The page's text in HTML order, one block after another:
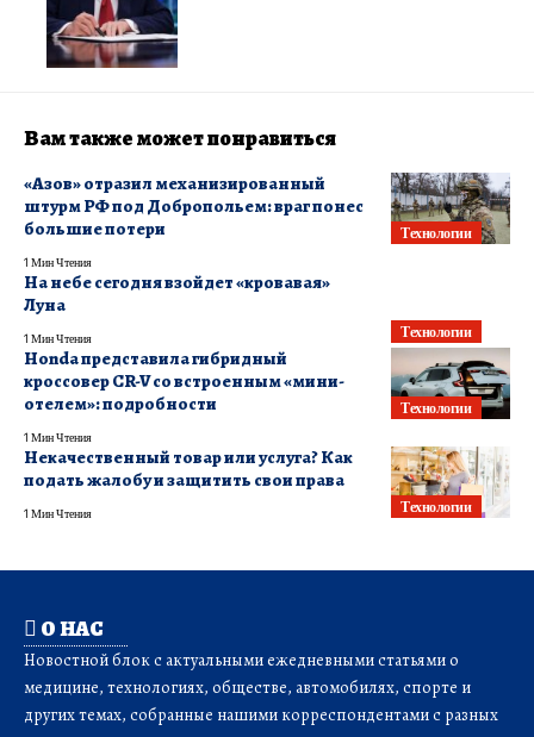
Вам также может понравиться
Технологии
«Азов» отразил механизированный
штурм РФ под Добропольем: враг понес
большие потери
1 Мин Чтения
Технологии
На небе сегодня взойдет «кровавая»
Луна
1 Мин Чтения
Технологии
Honda представила гибридный
кроссовер CR-V со встроенным «мини-
отелем»: подробности
1 Мин Чтения
Технологии
Некачественный товар или услуга? Как
подать жалобу и защитить свои права
1 Мин Чтения
О НАС
Новостной блок с актуальными ежедневными статьями о
медицине, технологиях, обществе, автомобилях, спорте и
других темах, собранные нашими корреспондентами с разных